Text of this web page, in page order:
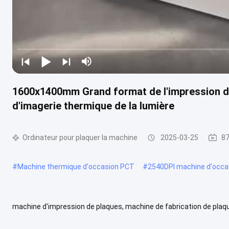
1600x1400mm Grand format de l'impression
d'imagerie thermique de la lumière
Ordinateur pour plaquer la machine 2025-03-25
#Machine thermique d'occasion PCT #2540DPI machine
machine d'impression de plaques, machine de fabrication de